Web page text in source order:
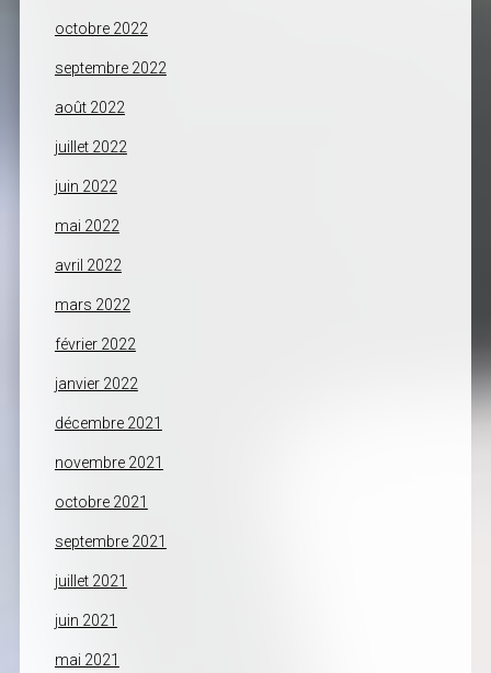
octobre 2022
septembre 2022
août 2022
juillet 2022
juin 2022
mai 2022
avril 2022
mars 2022
février 2022
janvier 2022
décembre 2021
novembre 2021
octobre 2021
septembre 2021
juillet 2021
juin 2021
mai 2021